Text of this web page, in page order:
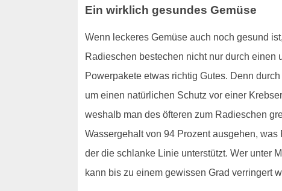
Ein wirklich gesundes Gemüse
Wenn leckeres Gemüse auch noch gesund
Radieschen bestechen nicht nur durch einen
Powerpakete etwas richtig Gutes. Denn
um einen natürlichen Schutz vor einer
weshalb man des öfteren zum Radieschen
Wassergehalt von 94 Prozent ausgehen,
der die schlanke Linie unterstützt. Wer unter
kann bis zu einem gewissen Grad verringert